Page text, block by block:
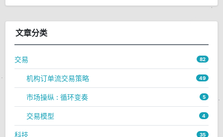
文章分类
交易 82
机构订单流交易策略 49
市场操纵 : 循环变奏 5
交易模型 4
科技 35